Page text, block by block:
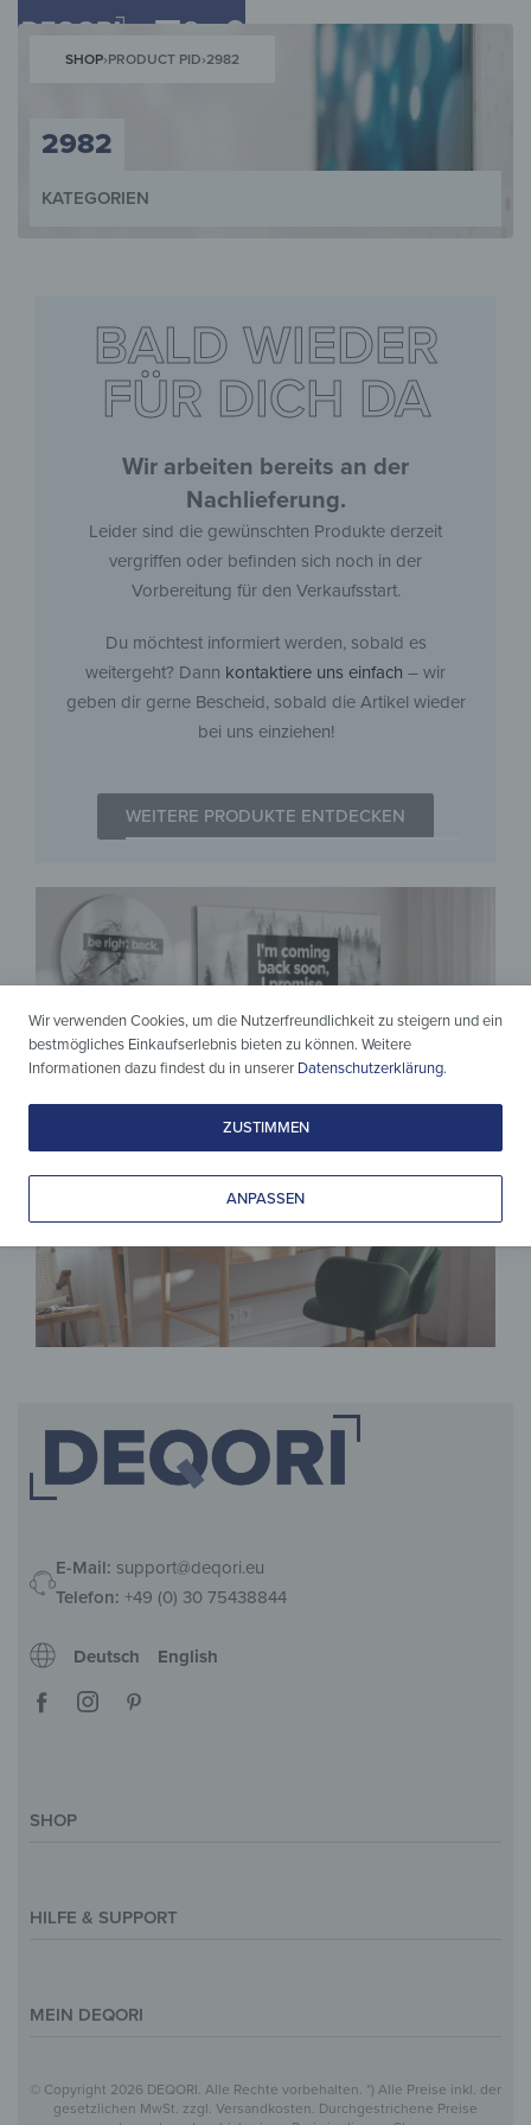
SHOP›PRODUCT PID›2982
2982
KATEGORIEN
BALD WIEDER
FÜR DICH DA
Wir arbeiten bereits an der
Nachlieferung.
Leider sind die gewünschten Produkte derzeit
vergriffen oder befinden sich noch in der
Vorbereitung für den Verkaufsstart.
Du möchtest informiert werden, sobald es
weitergeht? Dann kontaktiere uns einfach – wir
geben dir gerne Bescheid, sobald die Artikel wieder
bei uns einziehen!
WEITERE PRODUKTE ENTDECKEN
E-Mail: support@deqori.eu
Telefon: +49 (0) 30 75438844
Deutsch English
SHOP
Motive & Themenwelt
HILFE & SUPPORT
Hilfe & FAQ
Vertrag widerrufen
MEIN DEQORI
Über Uns
Datenschutz
© Copyright 2026 DEQORI. Alle Rechte vorbehalten. *) Alle Preise inkl. der
gesetzlichen MwSt. zzgl. Versandkosten. Durchgestrichene Preise
Wir verwenden Cookies, um die Nutzerfreundlichkeit zu steigern und ein
bestmögliches Einkaufserlebnis bieten zu können. Weitere
Informationen dazu findest du in unserer Datenschutzerklärung.
ZUSTIMMEN
ANPASSEN